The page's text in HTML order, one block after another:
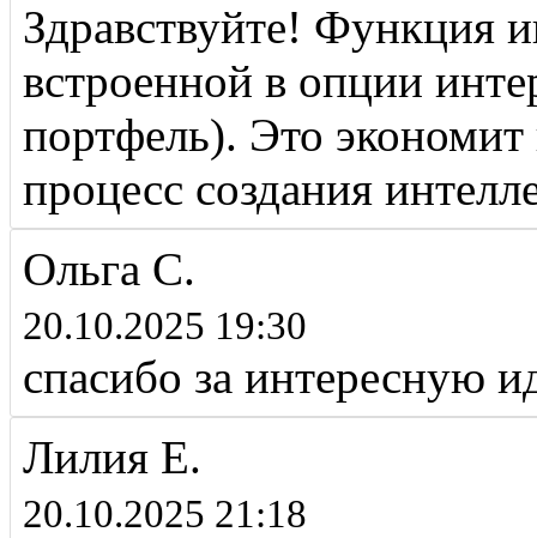
Здравствуйте! Функция
встроенной в опции
портфель). Это экономит
процесс создания
Ольга С.
20.10.2025 19:30
спасибо за интересную
Лилия Е.
20.10.2025 21:18